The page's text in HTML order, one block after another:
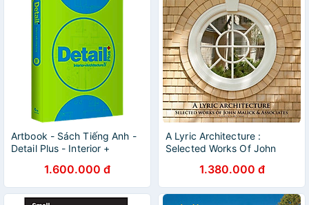
Artbook - Sách Tiếng Anh -
Detail Plus - Interior +
1.600.000 đ
A Lyric Architecture :
Selected Works Of John
1.380.000 đ